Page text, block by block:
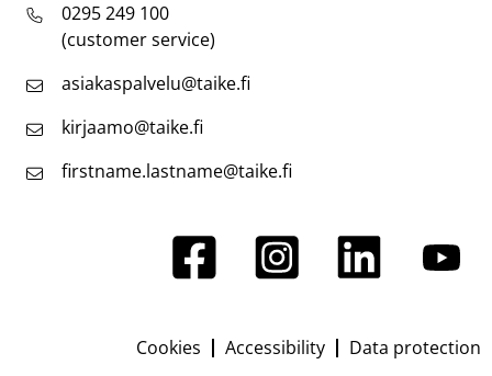
0295 249 100
(customer service)
asiakaspalvelu@taike.fi
kirjaamo@taike.fi
firstname.lastname@taike.fi
Cookies Accessibility Data protection